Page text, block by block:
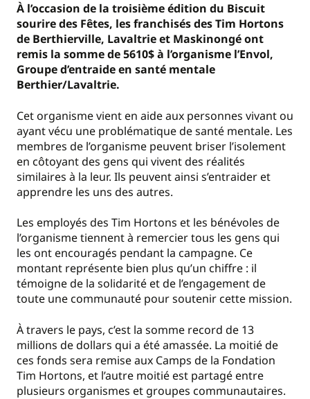
À l’occasion de la troisième édition du Biscuit
sourire des Fêtes, les franchisés des Tim Hortons
de Berthierville, Lavaltrie et Maskinongé ont
remis la somme de 5610$ à l’organisme l’Envol,
Groupe d’entraide en santé mentale
Berthier/Lavaltrie.
Cet organisme vient en aide aux personnes vivant ou
ayant vécu une problématique de santé mentale. Les
membres de l’organisme peuvent briser l’isolement
en côtoyant des gens qui vivent des réalités
similaires à la leur. Ils peuvent ainsi s’entraider et
apprendre les uns des autres.
Les employés des Tim Hortons et les bénévoles de
l’organisme tiennent à remercier tous les gens qui
les ont encouragés pendant la campagne. Ce
montant représente bien plus qu’un chiffre : il
témoigne de la solidarité et de l’engagement de
toute une communauté pour soutenir cette mission.
À travers le pays, c’est la somme record de 13
millions de dollars qui a été amassée. La moitié de
ces fonds sera remise aux Camps de la Fondation
Tim Hortons, et l’autre moitié est partagé entre
plusieurs organismes et groupes communautaires.